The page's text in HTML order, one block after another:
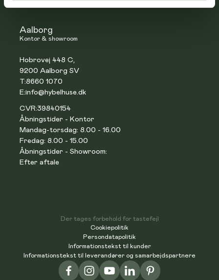
Aalborg
Kontor & showroom
Hobrovej 448 C,
9200 Aalborg SV
T:8660 1070
E:info@hybelhuse.dk
CVR:39840154
Åbningstider - Kontor
Mandag-torsdag: 8.00 - 16.00
Fredag: 8.00 - 15.00
Åbningstider - Showroom:
Efter aftale
Cookiepolitik
Persondatapolitik
Informationstekst til kunder
Informationstekst til leverandører og samarbejdspartnere
Der tages forbehold for tastefejl